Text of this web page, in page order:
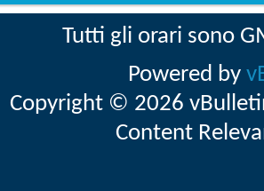
Tutti gli orari sono
Powered by
Copyright © 2026
Content